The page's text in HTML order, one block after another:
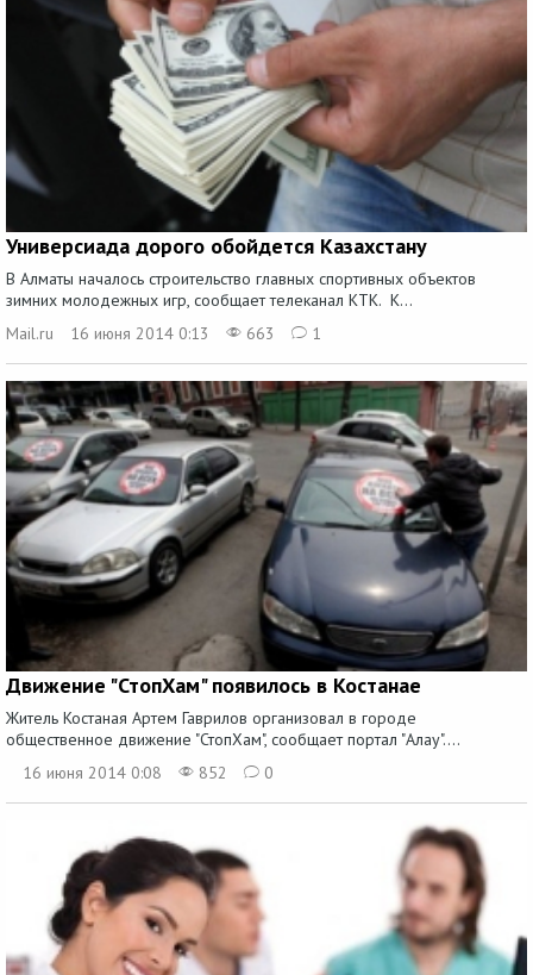
Универсиада дорого обойдется Казахстану
В Алматы началось строительство главных спортивных объектов
зимних молодежных игр, сообщает телеканал КТК. К...
Mail.ru
16 июня 2014 0:13 663 1
Движение "СтопХам" появилось в Костанае
Житель Костаная Артем Гаврилов организовал в городе
общественное движение "СтопХам", сообщает портал "Алау"....
16 июня 2014 0:08
852 0